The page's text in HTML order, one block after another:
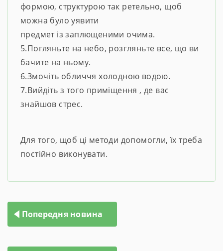
формою, структурою так ретельно, щоб
можна було уявити
предмет із заплющеними очима.
5.Погляньте на небо, розгляньте все, що ви
бачите на ньому.
6.Змочіть обличчя холодною водою.
7.Вийдіть з того приміщення , де вас
знайшов стрес.
Для того, щоб ці методи допомогли, їх треба
постійно виконувати.
Навігація
записів
Попередня новина